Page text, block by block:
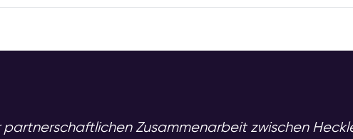
Zusammenarbeit zwischen